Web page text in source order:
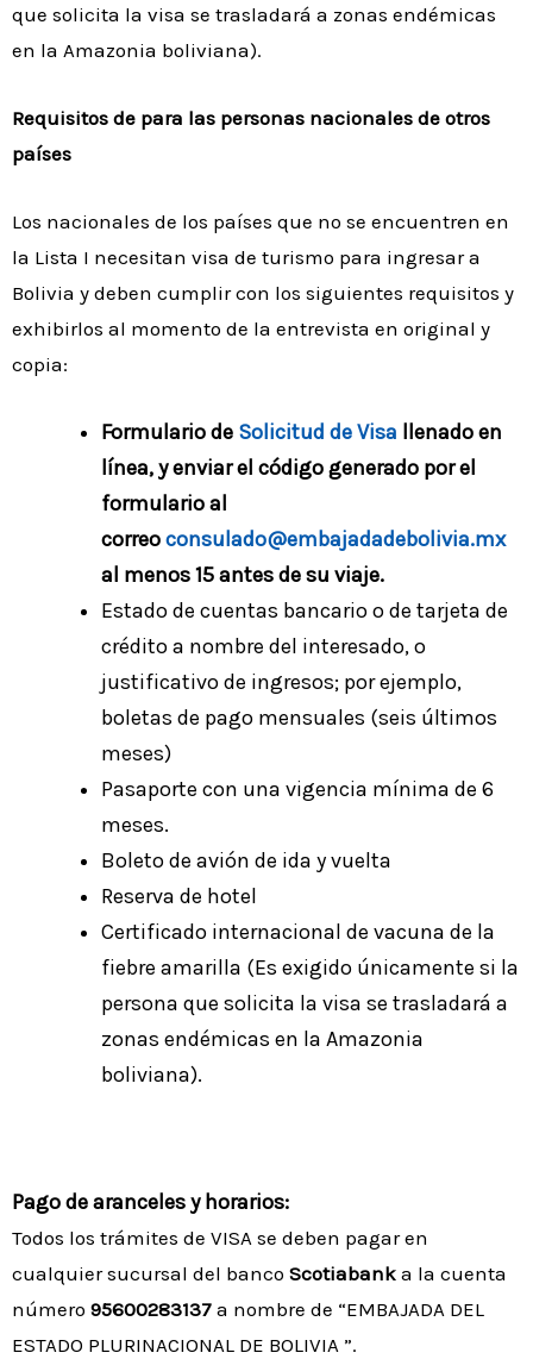
que solicita la visa se trasladará a zonas endémicas
en la Amazonia boliviana).
Requisitos de para las personas nacionales de otros
países
Los nacionales de los países que no se encuentren en
la Lista I necesitan visa de turismo para ingresar a
Bolivia y deben cumplir con los siguientes requisitos y
exhibirlos al momento de la entrevista en original y
copia:
Formulario de Solicitud de Visa llenado en
línea, y enviar el código generado por el
formulario al
correoconsulado@embajadadebolivia.mx
al menos 15 antes de su viaje.
Estado de cuentas bancario o de tarjeta de
crédito a nombre del interesado, o
justificativo de ingresos; por ejemplo,
boletas de pago mensuales (seis últimos
meses)
Pasaporte con una vigencia mínima de 6
meses.
Boleto de avión de ida y vuelta
Reserva de hotel
Certificado internacional de vacuna de la
fiebre amarilla (Es exigido únicamente si la
persona que solicita la visa se trasladará a
zonas endémicas en la Amazonia
boliviana).
Pago de aranceles y horarios:
Todos los trámites de VISA se deben pagar en
cualquier sucursal del banco Scotiabank a la cuenta
número 95600283137 a nombre de “EMBAJADA DEL
ESTADO PLURINACIONAL DE BOLIVIA ”.